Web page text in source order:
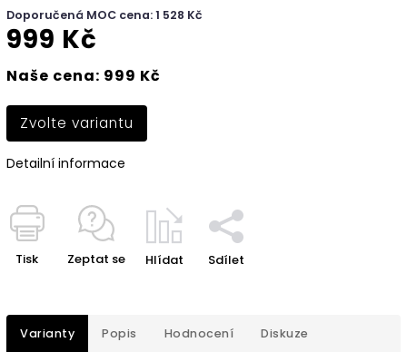
Doporučená MOC cena: 1 528 Kč
999 Kč
Naše cena: 999 Kč
Zvolte variantu
Detailní informace
Tisk Zeptat se Hlídat Sdílet
Varianty Popis Hodnocení Diskuze